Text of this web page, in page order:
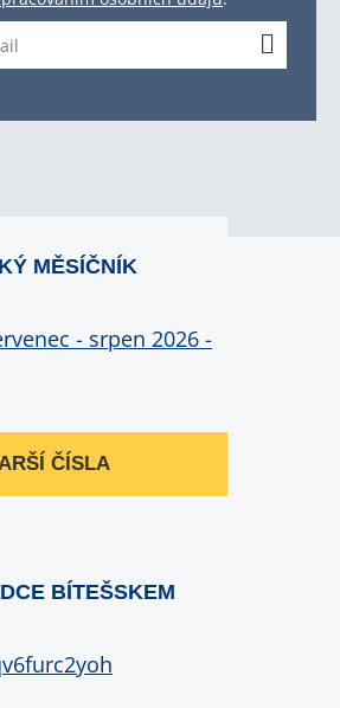
MĚSÍČNÍK
ČÍSLA
BÍTEŠSKEM